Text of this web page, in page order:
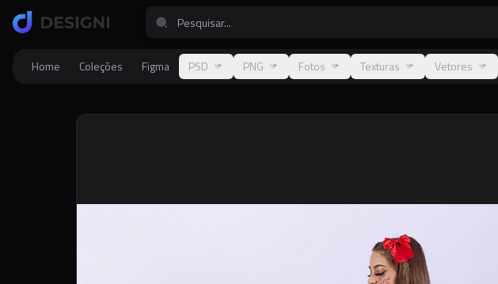
Home Coleções Figma PSD PNG Fotos Texturas Vetores